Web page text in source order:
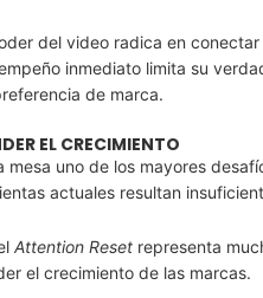
del video radica en
inmediato limita su
de marca.
EL CRECIMIENTO
uno de los mayores
actuales resultan
Attention Reset representa
el crecimiento de las marcas.